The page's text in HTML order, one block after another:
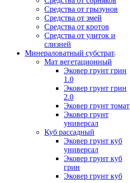
Средства от грызунов
Средства от змей
Средства от кротов
Средства от улиток и
слизней
Минераловатный субстрат
Мат вегетационный
Эковер грунт грин
1.0
Эковер грунт грин
2.0
Эковер грунт томат
Эковер грунт
универсал
Куб рассадный
Эковер грунт куб
универсал
Эковер грунт куб
грин
Эковер грунт куб